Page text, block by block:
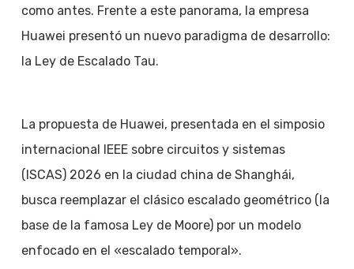
como antes. Frente a este panorama, la empresa
Huawei presentó un nuevo paradigma de desarrollo:
la Ley de Escalado Tau.
La propuesta de Huawei, presentada en el simposio
internacional IEEE sobre circuitos y sistemas
(ISCAS) 2026 en la ciudad china de Shanghái,
busca reemplazar el clásico escalado geométrico (la
base de la famosa Ley de Moore) por un modelo
enfocado en el «escalado temporal».